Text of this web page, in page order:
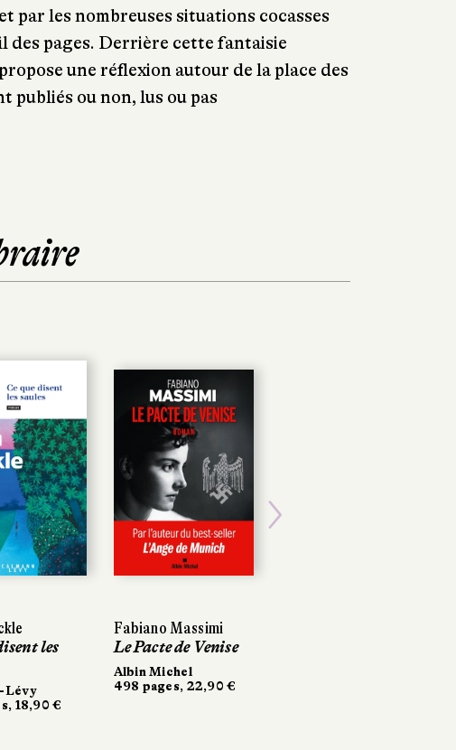
par les nombreuses situations cocasses
des pages. Derrière cette fantaisie
une réflexion autour de la place des
publiés ou non, lus ou pas
les
Lévy
18,90 €
Fabiano Massimi
Le Pacte de Venise
Albin Michel
498 pages, 22,90 €
les
Lévy
18,90 €
Fabiano Massimi
Le Pacte de Venise
Albin Michel
498 pages, 22,90 €